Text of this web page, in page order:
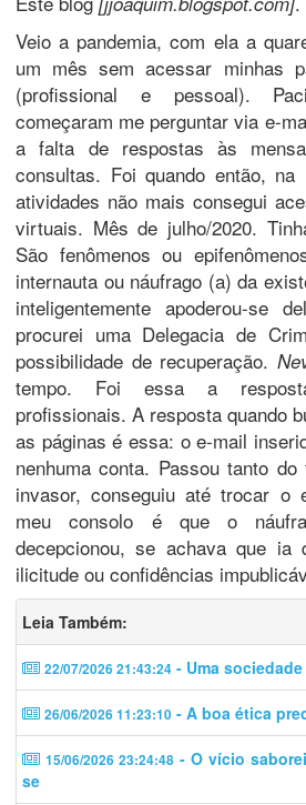
Veio a pandemia, com ela a
um mês sem acessar minhas
(profissional e pessoal).
começaram me perguntar via e-
a falta de respostas às
consultas. Foi quando então, na
atividades não mais consegui
virtuais. Mês de julho/2020.
São fenômenos ou
internauta ou náufrago (a) da
inteligentemente apoderou-se
procurei uma Delegacia de
possibilidade de recuperação.
tempo. Foi essa a
profissionais. A resposta quando
as páginas é essa: o e-mail
nenhuma conta. Passou tanto
invasor, conseguiu até trocar o
meu consolo é que o
decepcionou, se achava que ia
ilicitude ou confidências
Leia Também:
22/07/2026 21:43:24 - Uma
26/06/2026 11:23:10 - A boa ética
15/06/2026 23:24:48 - O vício
se